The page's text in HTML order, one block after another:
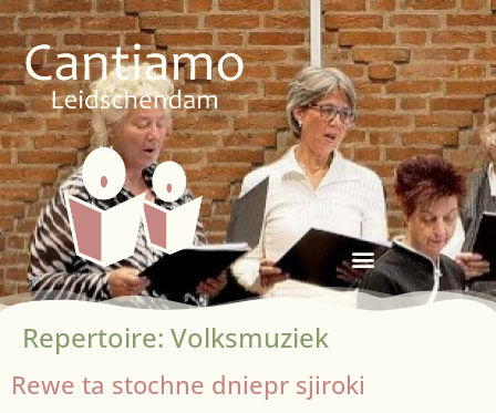
Repertoire: Volksmuziek
Rewe ta stochne dniepr sjiroki